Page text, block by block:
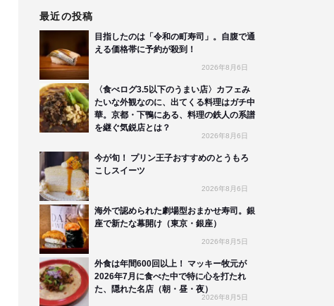
最近の投稿
目指したのは「令和の町寿司」。自腹で通
える価格帯に予約が殺到！
2026年8月6日
〈食べログ3.5以下のうまい店〉カフェみ
たいな外観なのに、出てくる料理はガチ中
華。京都・下鴨にある、料理の鉄人の系譜
を継ぐ気鋭店とは？
2026年8月6日
今が旬！ プリン王子おすすめのとうもろ
こしスイーツ
2026年8月6日
海外で認められた劇場型おまかせ寿司。銀
座で新たな幕開け（東京・銀座）
2026年8月5日
外食は年間600回以上！ マッキー牧元が
2026年7月に食べた中で特に心を打たれ
た、隠れた名店（朝・昼・夜）
2026年8月5日